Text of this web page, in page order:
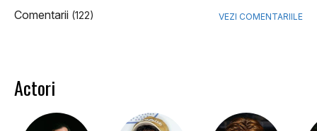
Comentarii (122) VEZI COMENTARIILE
Actori